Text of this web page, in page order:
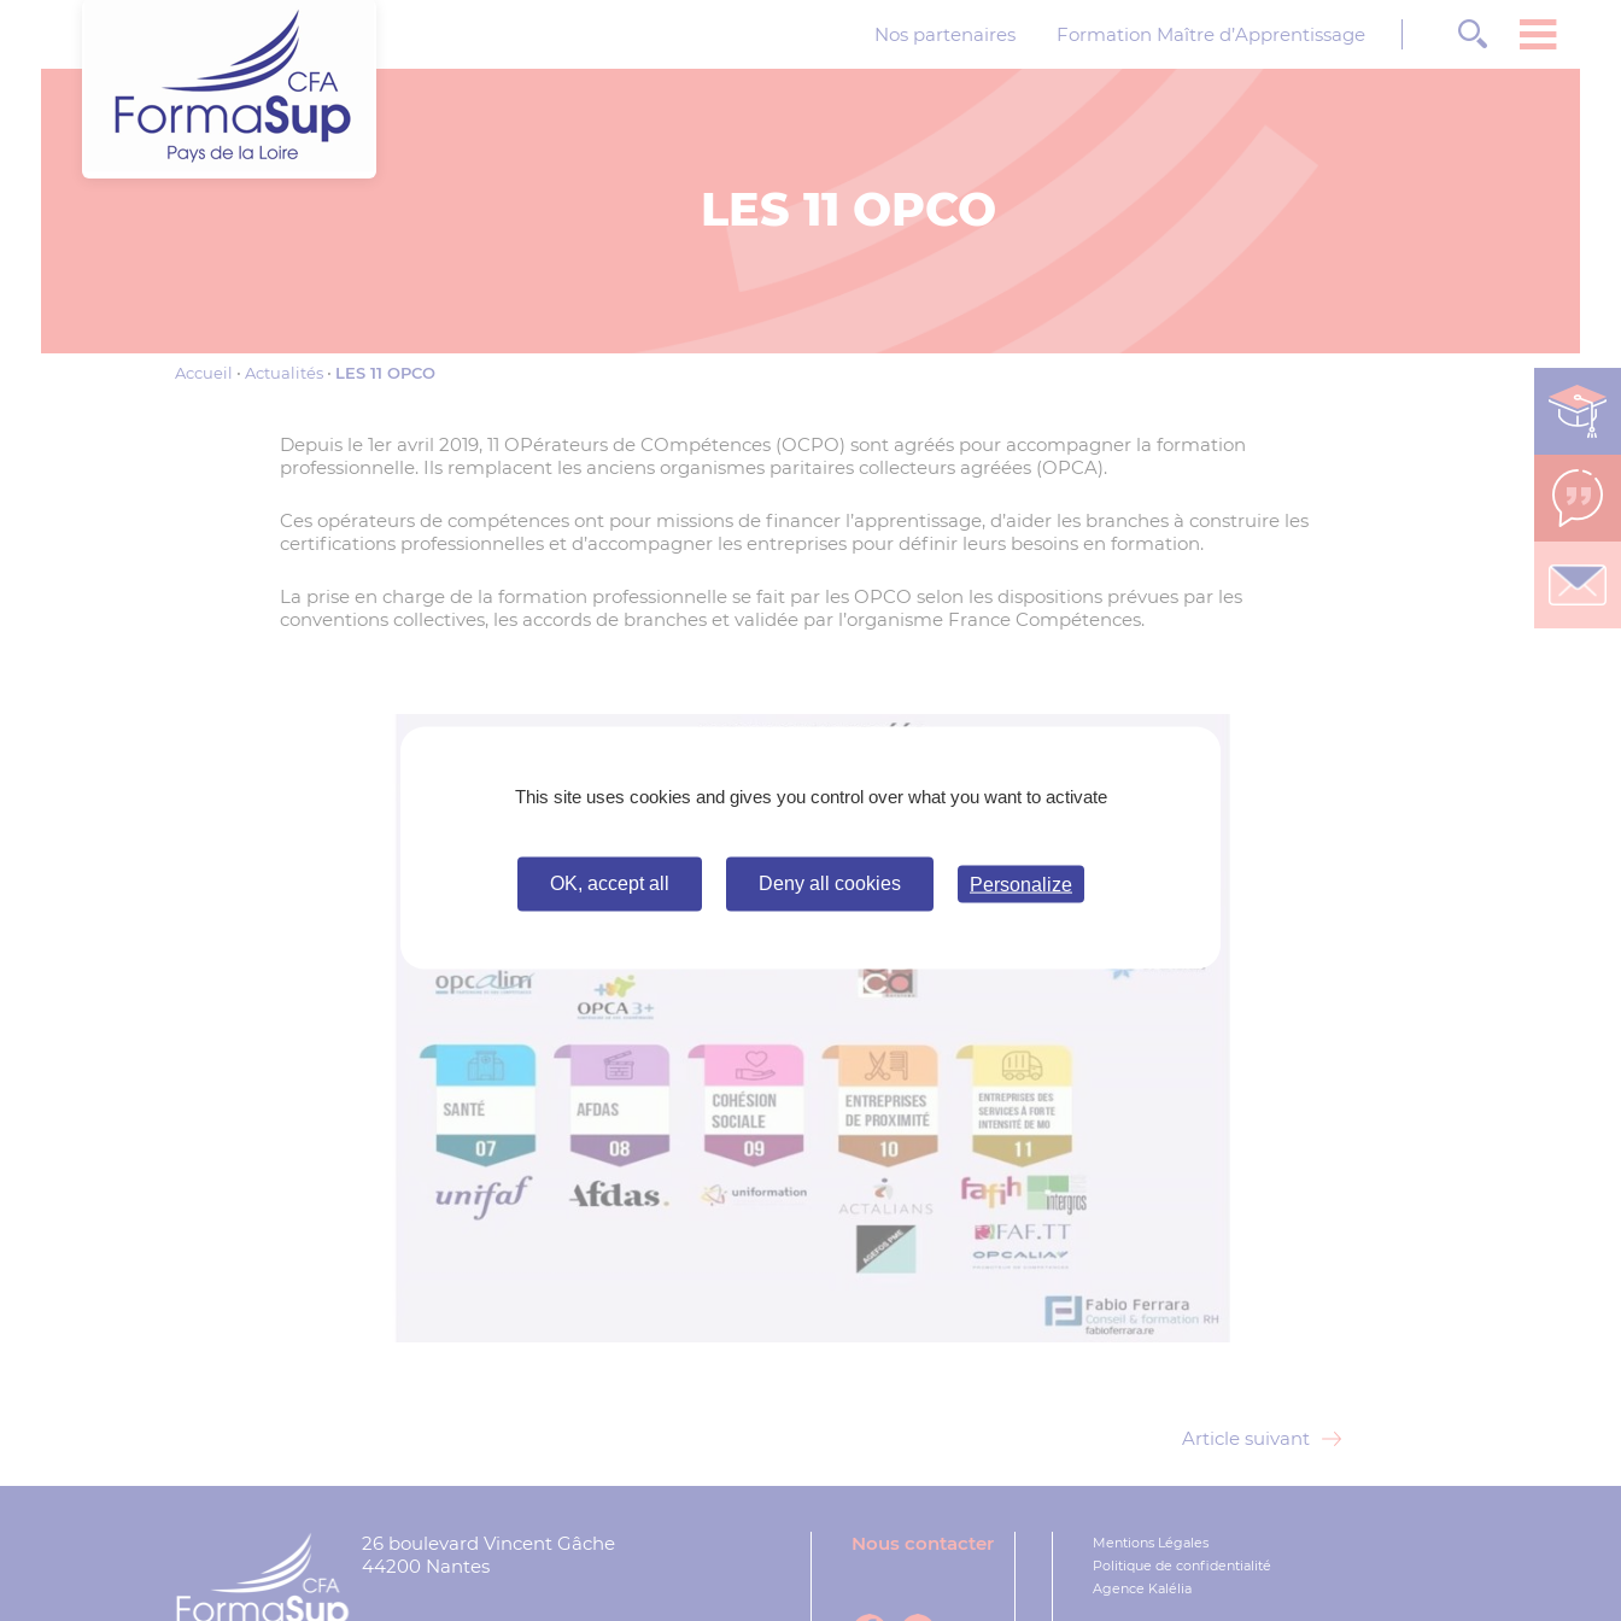
Nos partenaires Formation Maître d’Apprentissage
LES 11 OPCO
Accueil Actualités LES 11 OPCO
Depuis le 1er avril 2019, 11 OPérateurs de COmpétences (OCPO) sont agréés pour accompagner la formation
professionnelle. Ils remplacent les anciens organismes paritaires collecteurs agréées (OPCA).
Ces opérateurs de compétences ont pour missions de financer l’apprentissage, d’aider les branches à construire les
certifications professionnelles et d’accompagner les entreprises pour définir leurs besoins en formation.
La prise en charge de la formation professionnelle se fait par les OPCO selon les dispositions prévues par les
conventions collectives, les accords de branches et validée par l’organisme France Compétences.
Article suivant
26 boulevard Vincent Gâche
44200 Nantes
Nous contacter
Mentions Légales
Politique de confidentialité
Agence Kalélia
This site uses cookies and gives you control over what you want to activate
OK, accept all Deny all cookies Personalize